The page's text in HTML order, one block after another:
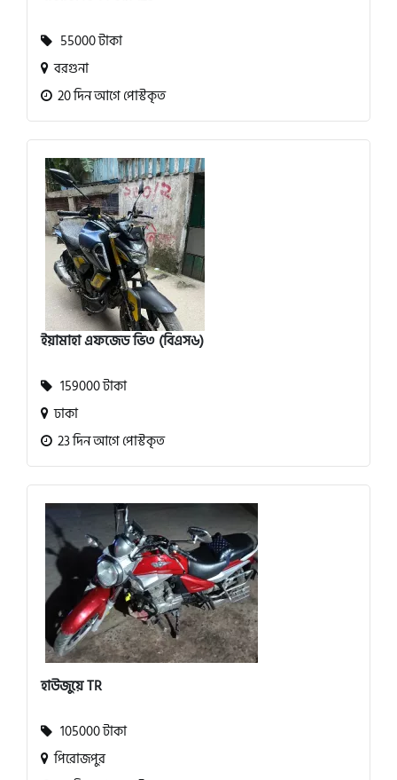
55000 টাকা
বরগুনা
20 দিন আগে পোস্টকৃত
ইয়ামাহা এফজেড ভি৩ (বিএস৬)
159000 টাকা
ঢাকা
23 দিন আগে পোস্টকৃত
হাউজুয়ে TR
105000 টাকা
পিরোজপুর